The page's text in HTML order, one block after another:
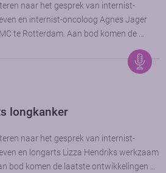
naar het gesprek van internist-
en internist-oncoloog Agnes Jager
te Rotterdam. Aan bod komen de …
longkanker
naar het gesprek van internist-
en longarts Lizza Hendriks werkzaam
bod komen de laatste ontwikkelingen …